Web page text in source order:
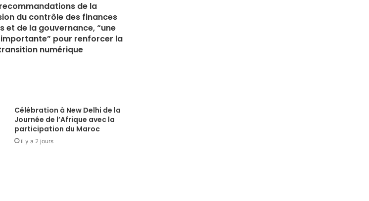
de la
du contrôle des finances
et de la gouvernance, “une
pour renforcer la
numérique
Célébration à New Delhi de la
Journée de l’Afrique avec la
participation du Maroc
il y a 2 jours